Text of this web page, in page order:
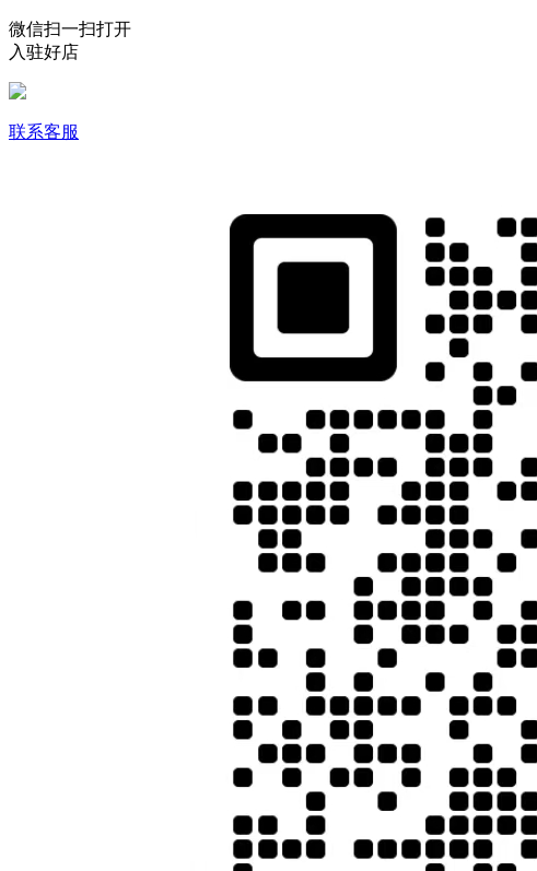
微信扫一扫打开
入驻好店
联系客服